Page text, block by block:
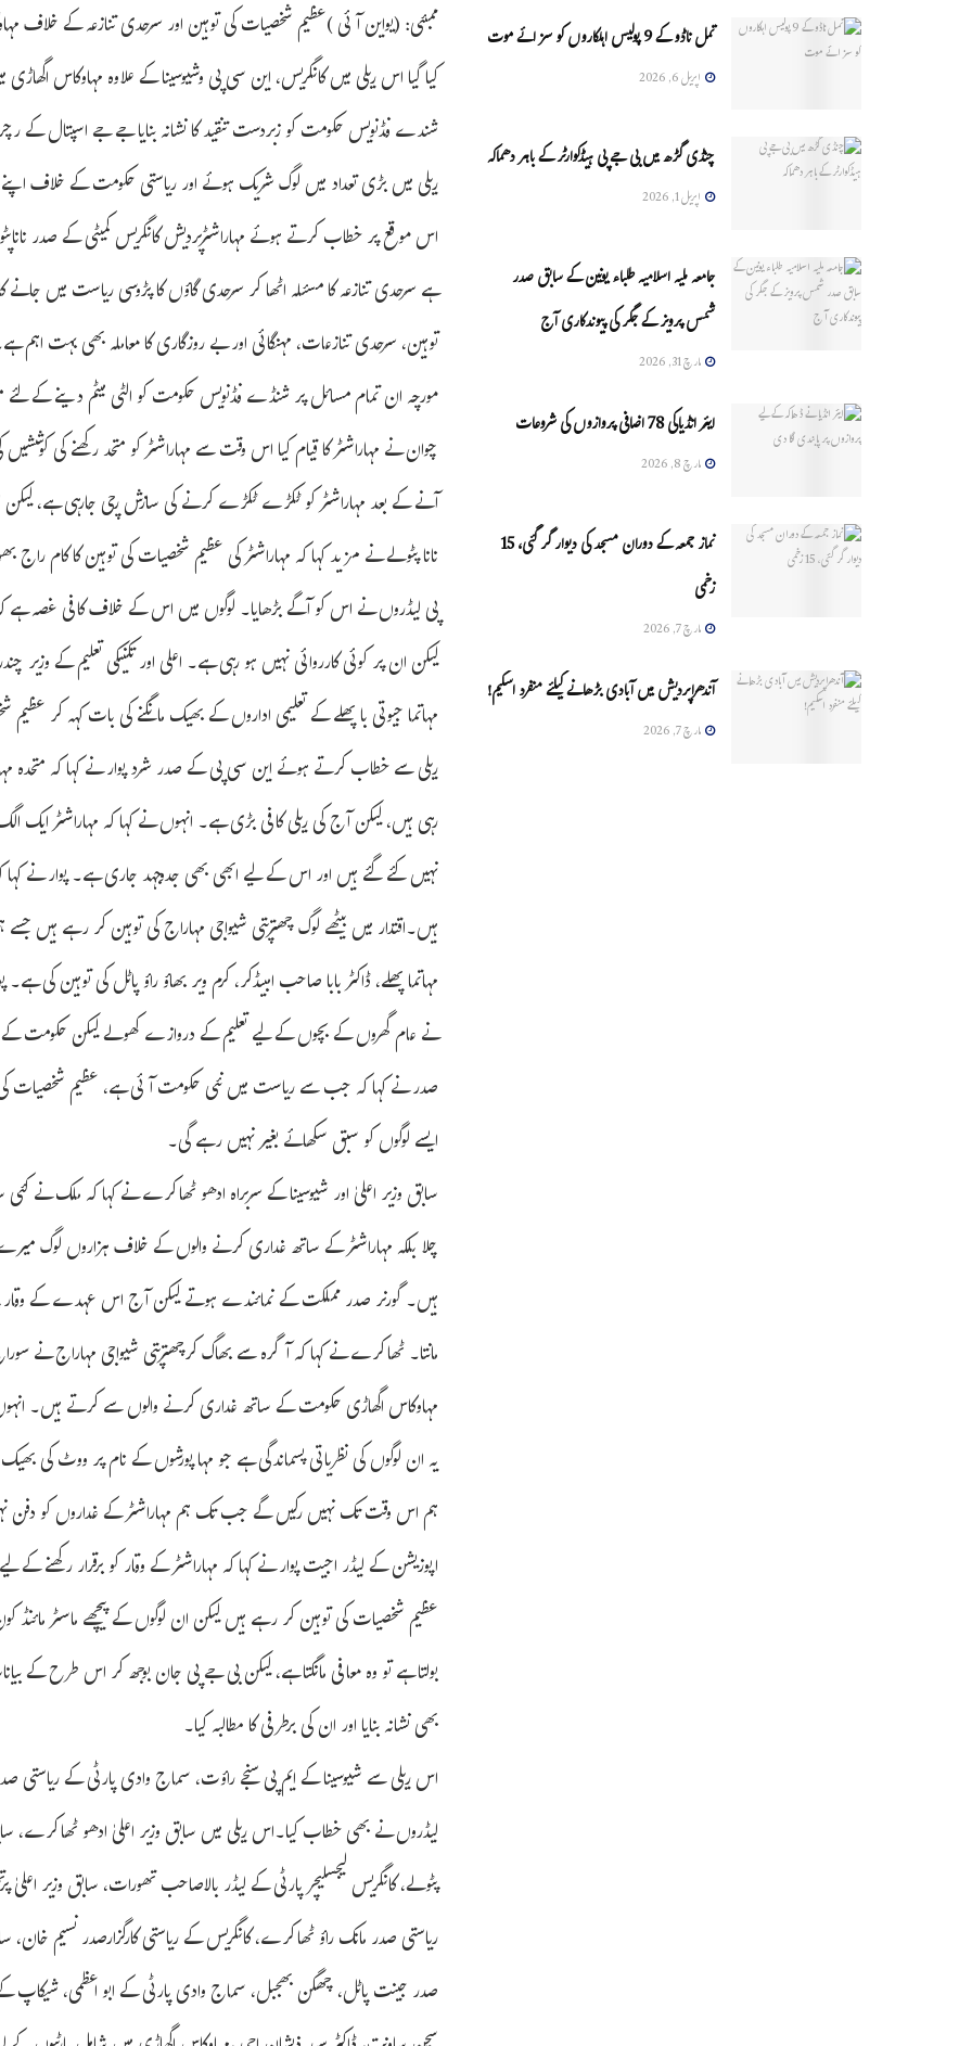
ممبئی: (یواین آئی )عظیم شخصیات کی توہین اور سرحدی تنازعہ کے خلاف
کیا گیا اس ریلی میں کانگریس، این سی پی وشیوسینا کے علاوہ مہاوکاس
شندے فڈنویس حکومت کو زبردست تنقید کا نشانہ بنایا جے جے اسپتال
ریلی میں بڑی تعداد میں لوگ شریک ہوئے اور ریاستی حکومت کے خلاف اپنے
اس موقع پر خطاب کرتے ہوئے مہاراشٹرپردیش کانگریس کمیٹی کے صدر
ہے سرحدی تنازعہ کا مسئلہ اٹھا کر سرحدی گاؤں کا پڑوسی ریاست میں
توہین، سرحدی تنازعات، مہنگائی اور بے روزگاری کا معاملہ بھی بہت اہم
مورچہ ان تمام مسائل پر شنڈے فڈنویس حکومت کو الٹی میٹم دینے کے لئے
چوان نے مہاراشٹر کا قیام کیا اس وقت سے مہاراشٹر کو متحد رکھنے کی
آنے کے بعد مہاراشٹر کو ٹکڑے ٹکڑے کرنے کی سازش رچی جارہی ہے،
نانا پٹولے نے مزید کہا کہ مہاراشٹر کی عظیم شخصیات کی توہین کا کام
پی لیڈروں نے اس کو آگے بڑھایا۔ لوگوں میں اس کے خلاف کافی غصہ
لیکن ان پر کوئی کارروائی نہیں ہو رہی ہے۔ اعلی اور تکنیکی تعلیم کے وزیر
مہاتما جیوتی با پھلے کے تعلیمی اداروں کے بھیک مانگنے کی بات کہہ کر
ریلی سے خطاب کرتے ہوئے این سی پی کے صدر شرد پوار نے کہا کہ متحدہ
رہی ہیں، لیکن آج کی ریلی کافی بڑی ہے۔ انہوں نے کہا کہ مہاراشٹر
نہیں کئے گئے ہیں اور اس کے لیے ابھی بھی جدوجہد جاری ہے۔ پوار نے
ہیں۔اقتدار میں بیٹھے لوگ چھترپتی شیواجی مہاراج کی توہین کر رہے
مہاتما پھلے، ڈاکٹر بابا صاحب امبیڈکر، کرم ویر بھاؤ راؤ پاٹل کی توہین
نے عام گھروں کے بچوں کے لیے تعلیم کے دروازے کھولے لیکن حکومت کے
صدر نے کہا کہ جب سے ریاست میں نئی حکومت آئی ہے، عظیم شخصیات کی
ایسے لوگوں کو سبق سکھائے بغیر نہیں رہے گی۔
سابق وزیر اعلیٰ اور شیوسینا کے سربراہ ادھو ٹھاکرے نے کہا کہ ملک نے
چلا بلکہ مہاراشٹر کے ساتھ غداری کرنے والوں کے خلاف ہزاروں لوگ
ہیں۔ گورنر صدر مملکت کے نمائندے ہوتے لیکن آج اس عہدے کے وقار
مانتا۔ ٹھاکرے نے کہا کہ آگرہ سے بھاگ کرچھترپتی شیواجی مہاراج نے
مہاوکاس اگھاڑی حکومت کے ساتھ غداری کرنے والوں سے کرتے ہیں۔
یہ ان لوگوں کی نظریاتی پسماندگی ہے جو مہا پورشوں کے نام پر ووٹ کی
ہم اس وقت تک نہیں رکیں گے جب تک ہم مہاراشٹر کے غداروں کو دفن
اپوزیشن کے لیڈر اجیت پوار نے کہا کہ مہاراشٹر کے وقار کو برقرار رکھنے
عظیم شخصیات کی توہین کر رہے ہیں لیکن ان لوگوں کے پیچھے ماسٹر
بولتا ہے تو وہ معافی مانگتا ہے، لیکن بی جے پی جان بوجھ کر اس طرح
بھی نشانہ بنایا اور ان کی برطرفی کا مطالبہ کیا۔
اس ریلی سے شیوسینا کے ایم پی سنجے راؤت، سماج وادی پارٹی کے ریاستی
لیڈروں نے بھی خطاب کیا۔اس ریلی میں سابق وزیر اعلیٰ ادھو ٹھاکرے،
پٹولے، کانگریس لیجسلیچر پارٹی کے لیڈر بالاصاحب تھورات، سابق وزیر
ریاستی صدر مانک راؤ ٹھاکرے، کانگریس کے ریاستی کارگزارصدر نسیم خان،
صدر جینت پاٹل، چھگن بھجبل، سماج وادی پارٹی کے ابو اعظمی،
تمل ناڈو کے 9 پولیس اہلکاروں کو سزائے موت
اپریل 6, 2026
چنڈی گڑھ میں بی جے پی ہیڈکوارٹر کے باہر دھماکہ
اپریل 1, 2026
جامعہ ملیہ اسلامیہ طلباء یونین کے سابق صدر
شمس پرویز کے جگر کی پیوندکاری آج
مارچ 31, 2026
ایئر انڈیاکی 78 اضافی پروازوں کی شروعات
مارچ 8, 2026
نماز جمعہ کے دوران مسجد کی دیوار گر گئی، 15
زخمی
مارچ 7, 2026
آندھراپردیش میں آبادی بڑھانے کیلئے منفرد اسکیم!
مارچ 7, 2026